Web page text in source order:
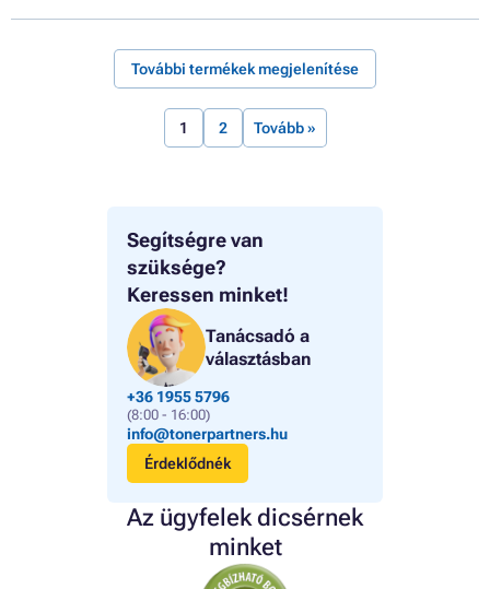
Segítségre van
szüksége?
Keressen minket!
Tanácsadó a
választásban
+36 1955 5796
(8:00 - 16:00)
info@tonerpartners.hu
Érdeklődnék
Az ügyfelek dicsérnek
minket
További termékek megjelenítése
1 2 Tovább »